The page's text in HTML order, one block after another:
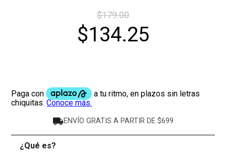
$179.00
$134.25
ENVÍO GRATIS A PARTIR DE $699
¿Qué es?